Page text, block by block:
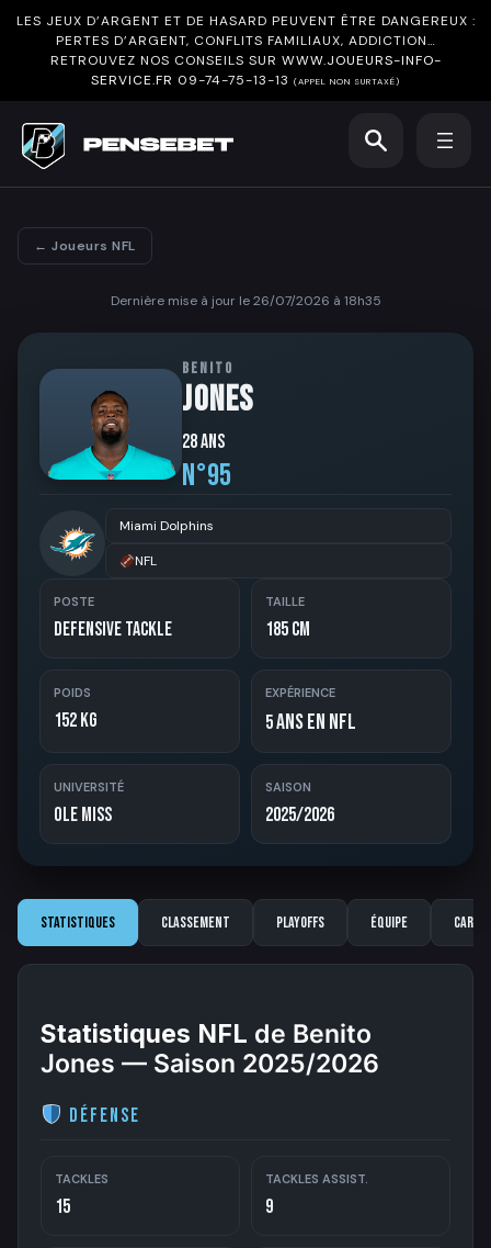
LES JEUX D’ARGENT ET DE HASARD PEUVENT ÊTRE DANGEREUX :
PERTES D’ARGENT, CONFLITS FAMILIAUX, ADDICTION…
RETROUVEZ NOS CONSEILS SUR WWW.JOUEURS-INFO-
SERVICE.FR 09-74-75-13-13 (APPEL NON SURTAXÉ)
← Joueurs NFL
Dernière mise à jour le 26/07/2026 à 18h35
BENITO
JONES
28 ans
N°95
Miami Dolphins
NFL
POSTE
Defensive Tackle
TAILLE
185 cm
POIDS
152 kg
EXPÉRIENCE
5ans en NFL
UNIVERSITÉ
Ole Miss
SAISON
2025/2026
Statistiques Classement Playoffs Équipe
Statistiques NFL de Benito
Jones — Saison 2025/2026
Défense
TACKLES
15
TACKLES ASSIST.
9